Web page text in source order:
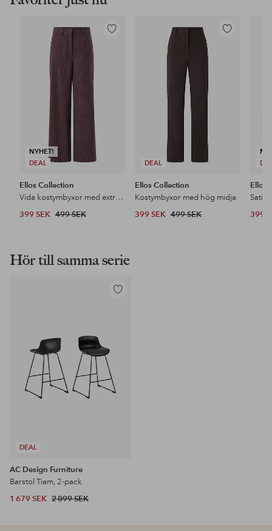
NYHET!
DEAL
Lägg
Ellos Collection
Vida kostymbyxor med extra hög midja
399 SEK 499 SEK
DEAL
Lägg
Ellos Collection
Kostymbyxor med hög midja
399 SEK 499 SEK
Ellos
399
Hör till samma serie
DEAL
Lägg
AC Design Furniture
Barstol Tiam, 2-pack
1 679 SEK 2 099 SEK